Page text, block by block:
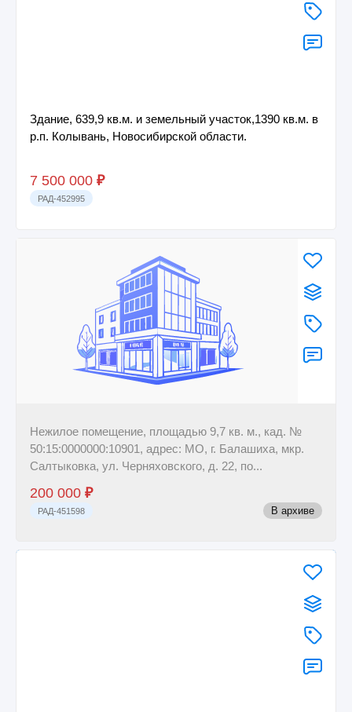
Здание, 639,9 кв.м. и земельный участок,1390 кв.м. в
р.п. Колывань, Новосибирской области.
7 500 000 ₽
РАД-452995
Нежилое помещение, площадью 9,7 кв. м., кад. №
50:15:0000000:10901, адрес: МО, г. Балашиха, мкр.
Салтыковка, ул. Черняховского, д. 22, по...
200 000 ₽
РАД-451598 В архиве